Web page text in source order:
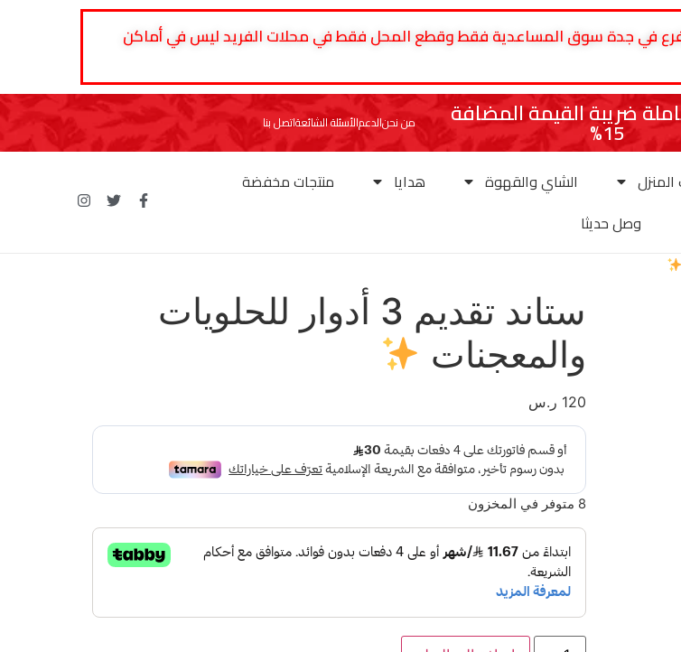
وفرع في جدة سوق المساعدية فقط وقطع المحل فقط في محلات الفريد ليس في أماكن
ضريبة القيمة المضافة
15% من نحنالدعمالأسئلة الشائعةاتصل بنا
الشاي والقهوة هدايا
منتجات مخفضة
وصل حديثا
ستاند تقديم 3 أدوار للحلويات
والمعجنات
120 ر.س
8 متوفر في المخزون